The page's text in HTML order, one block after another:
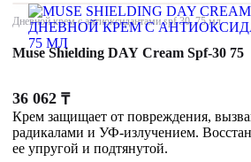
Дневной крем с антиоксидантами spf 30, 75 мл
Muse Shielding DAY Cream Spf-30 75
36 062 ₸
Крем защищает от повреждения,
радикалами и УФ-излучением.
ее упругой и подтянутой.